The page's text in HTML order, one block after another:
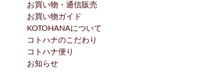
お買い物・通信販売
お買い物ガイド
KOTOHANAについて
コトハナのこだわり
コトハナ便り
お知らせ